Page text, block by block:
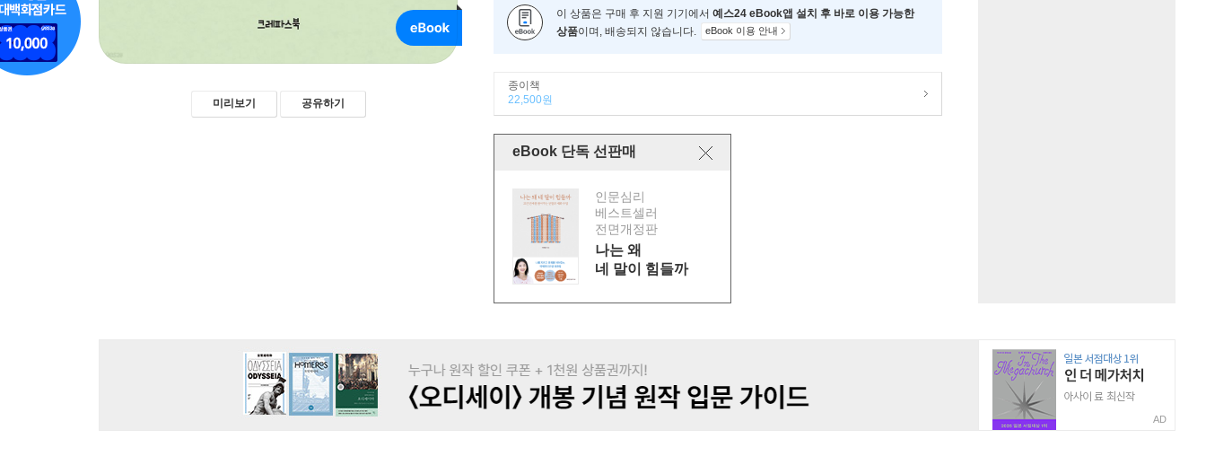
미리보기 공유하기
이 상품은 구매 후 지원 기기에서 예스24 eBook앱 설치 후 바로 이용 가능한
상품이며, 배송되지 않습니다. eBook 이용 안내
종이책
22,500원
eBook 단독 선판매
인문심리
베스트셀러
전면개정판
나는 왜
네 말이 힘들까
AD